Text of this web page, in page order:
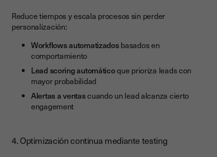
Reduce tiempos y escala procesos sin perder
personalización:
Workflows automatizadosbasados en
comportamiento
Lead scoring automáticoque prioriza leads con
mayor probabilidad
Alertas a ventascuando un lead alcanza cierto
engagement
4. Optimización continua mediante testing